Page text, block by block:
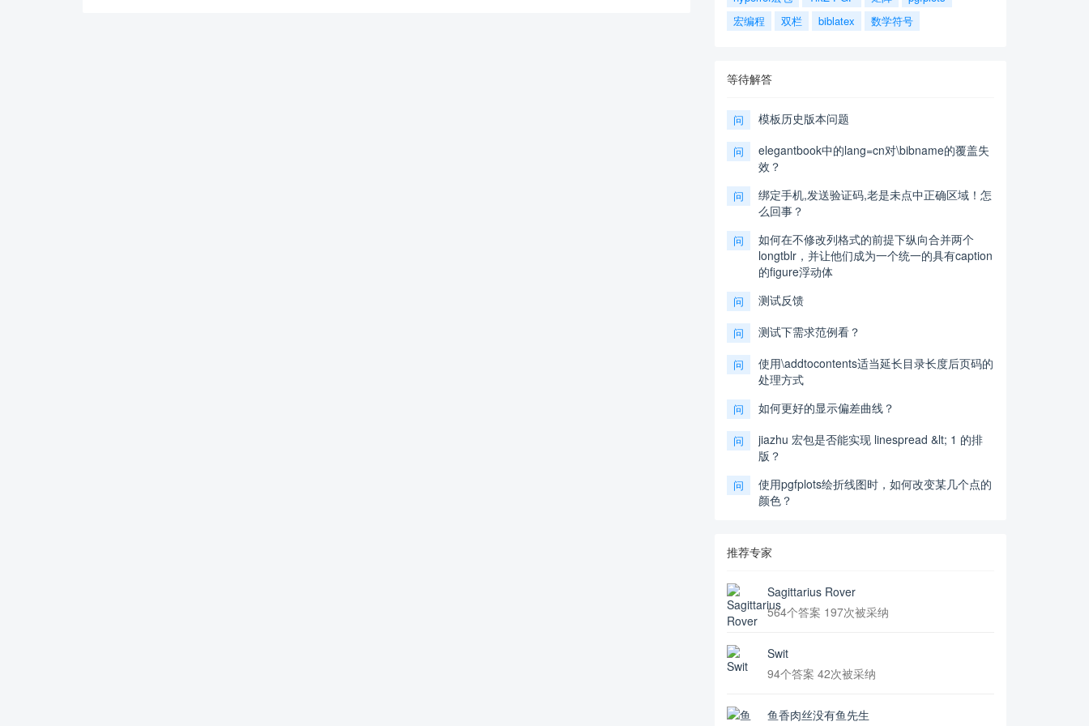
宏编程
双栏 biblatex 数学符号
等待解答
问 模板历史版本问题
问
elegantbook中的lang=cn对\bibname的覆盖失
效？
问
绑定手机,发送验证码,老是未点中正确区域！怎
么回事？
问
如何在不修改列格式的前提下纵向合并两个
longtblr，并让他们成为一个统一的具有caption
的figure浮动体
问 测试反馈
问 测试下需求范例看？
问
使用\addtocontents适当延长目录长度后页码的
处理方式
问 如何更好的显示偏差曲线？
问
jiazhu 宏包是否能实现 linespread &lt; 1 的排
版？
问
使用pgfplots绘折线图时，如何改变某几个点的
颜色？
推荐专家
Sagittarius Rover
564个答案 197次被采纳
Swit
94个答案 42次被采纳
鱼香肉丝没有鱼先生